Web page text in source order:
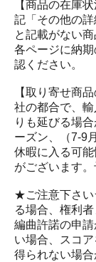
【商品の在庫
記「その他の詳
と記載がない
各ページに納
認ください。
【取り寄せ商
社の都合で、
りも延びる場
ーズン、（7-9
休暇に入る可
がございます。
★ご注意下さい
る場合、権利
編曲許諾の申
い場合、スコ
得られない場